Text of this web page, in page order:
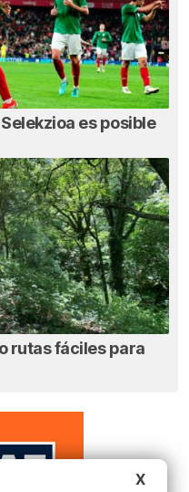
es posible
rutas fáciles para
X